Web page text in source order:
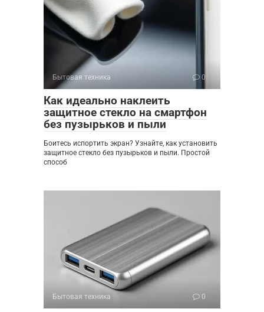
Бытовая техника 0
Как идеально наклеить
защитное стекло на смартфон
без пузырьков и пыли
Боитесь испортить экран? Узнайте, как установить
защитное стекло без пузырьков и пыли. Простой
способ
Бытовая техника 0